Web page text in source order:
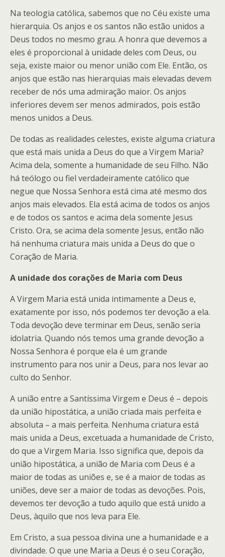
Na teologia católica, sabemos que no Céu existe uma
hierarquia. Os anjos e os santos não estão unidos a
Deus todos no mesmo grau. A honra que devemos a
eles é proporcional à unidade deles com Deus, ou
seja, existe maior ou menor união com Ele. Então, os
anjos que estão nas hierarquias mais elevadas devem
receber de nós uma admiração maior. Os anjos
inferiores devem ser menos admirados, pois estão
menos unidos a Deus.
De todas as realidades celestes, existe alguma criatura
que está mais unida a Deus do que a Virgem Maria?
Acima dela, somente a humanidade de seu Filho. Não
há teólogo ou fiel verdadeiramente católico que
negue que Nossa Senhora está cima até mesmo dos
anjos mais elevados. Ela está acima de todos os anjos
e de todos os santos e acima dela somente Jesus
Cristo. Ora, se acima dela somente Jesus, então não
há nenhuma criatura mais unida a Deus do que o
Coração de Maria.
A unidade dos corações de Maria com Deus
A Virgem Maria está unida intimamente a Deus e,
exatamente por isso, nós podemos ter devoção a ela.
Toda devoção deve terminar em Deus, senão seria
idolatria. Quando nós temos uma grande devoção a
Nossa Senhora é porque ela é um grande
instrumento para nos unir a Deus, para nos levar ao
culto do Senhor.
A união entre a Santíssima Virgem e Deus é – depois
da união hipostática, a união criada mais perfeita e
absoluta – a mais perfeita. Nenhuma criatura está
mais unida a Deus, excetuada a humanidade de Cristo,
do que a Virgem Maria. Isso significa que, depois da
união hipostática, a união de Maria com Deus é a
maior de todas as uniões e, se é a maior de todas as
uniões, deve ser a maior de todas as devoções. Pois,
devemos ter devoção a tudo aquilo que está unido a
Deus, àquilo que nos leva para Ele.
Em Cristo, a sua pessoa divina une a humanidade e a
divindade. O que une Maria a Deus é o seu Coração,